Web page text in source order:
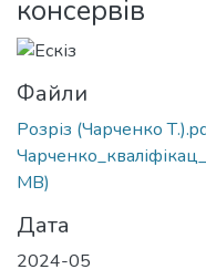
консервів
Файли
Розріз (Чарченко
MB)
Дата
2024-05